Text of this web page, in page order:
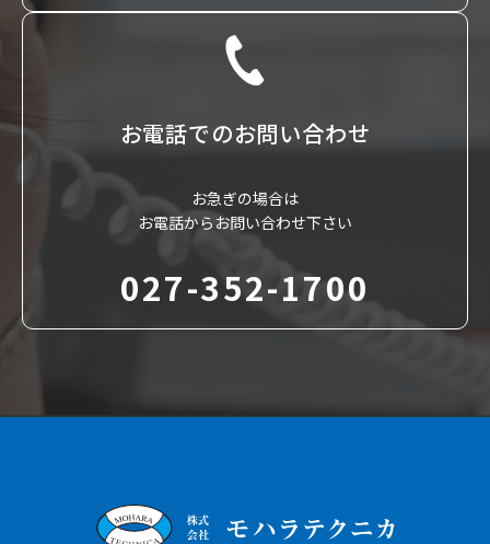
お電話でのお問い合わせ
お急ぎの場合は
お電話からお問い合わせ下さい
027-352-1700